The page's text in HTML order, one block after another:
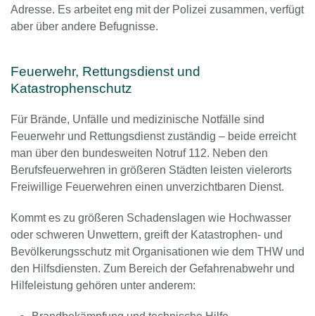
Adresse. Es arbeitet eng mit der Polizei zusammen, verfügt
aber über andere Befugnisse.
Feuerwehr, Rettungsdienst und
Katastrophenschutz
Für Brände, Unfälle und medizinische Notfälle sind
Feuerwehr und Rettungsdienst zuständig – beide erreicht
man über den bundesweiten Notruf 112. Neben den
Berufsfeuerwehren in größeren Städten leisten vielerorts
Freiwillige Feuerwehren einen unverzichtbaren Dienst.
Kommt es zu größeren Schadenslagen wie Hochwasser
oder schweren Unwettern, greift der Katastrophen- und
Bevölkerungsschutz mit Organisationen wie dem THW und
den Hilfsdiensten. Zum Bereich der Gefahrenabwehr und
Hilfeleistung gehören unter anderem: